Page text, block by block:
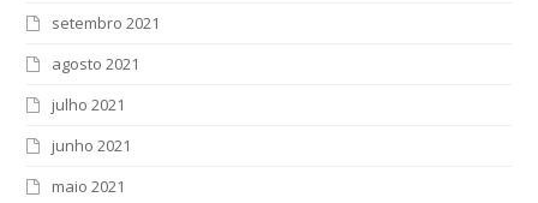
setembro 2021
agosto 2021
julho 2021
junho 2021
maio 2021